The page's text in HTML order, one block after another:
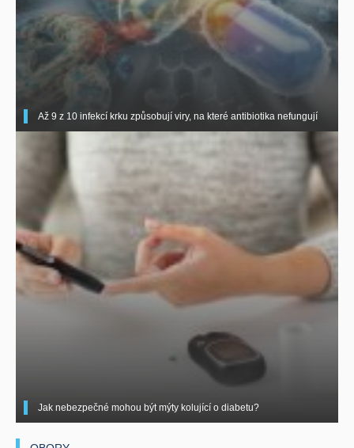
Až 9 z 10 infekcí krku způsobují viry, na které antibiotika nefungují
Jak nebezpečné mohou být mýty kolující o diabetu?